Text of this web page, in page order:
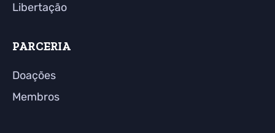
Libertação
PARCERIA
Doações
Membros